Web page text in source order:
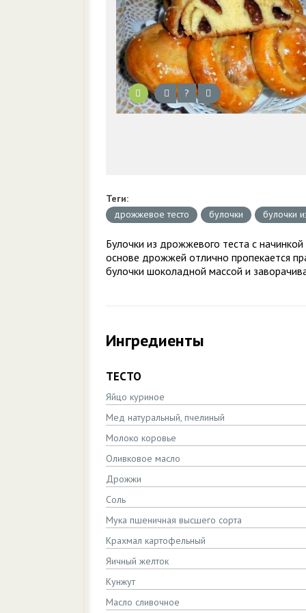
?
Теги:
дрожжевое тесто
булочки булочки
Булочки из дрожжевого теста с
основе дрожжей отлично пропекается
булочки шоколадной массой и
Ингредиенты
ТЕСТО
Яйцо куриное
Мед натуральный, пчелиный
Молоко коровье
Оливковое масло
Дрожжи
Соль
Мука пшеничная высшего сорта
Крахмал картофельный
Яичный желток
Кунжут
Масло сливочное